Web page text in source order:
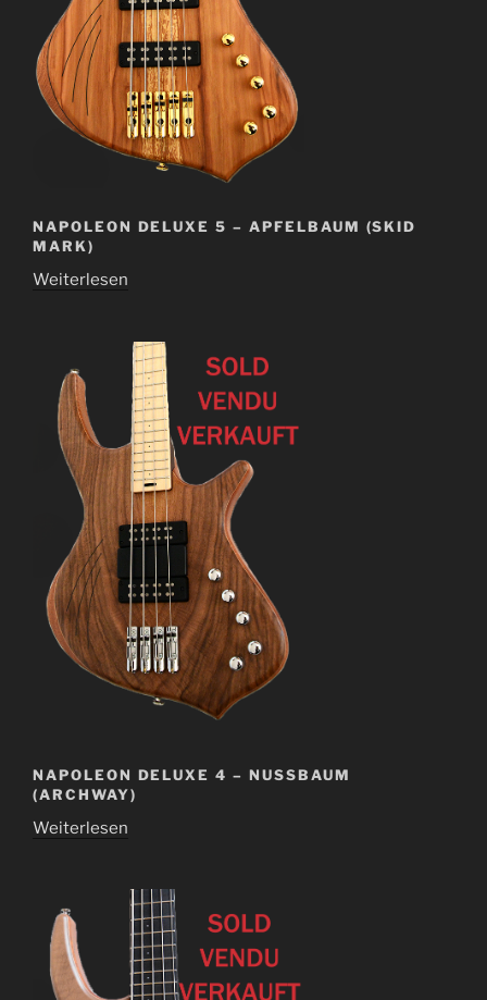
NAPOLEON DELUXE 5 – APFELBAUM (SKID
MARK)
Weiterlesen
NAPOLEON DELUXE 4 – NUSSBAUM
(ARCHWAY)
Weiterlesen